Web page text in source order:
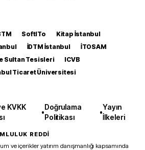
SoftITo
Kitap İstanbul
İDTM İstanbul
İTOSAM
Sultan Tesisleri
ICVB
Ticaret Üniversitesi
KVKK
•
Doğrulama
Politikası
•
Yayın
İlkeleri
REDDİ
ve içerikler yatırım danışmanlığı kapsamında